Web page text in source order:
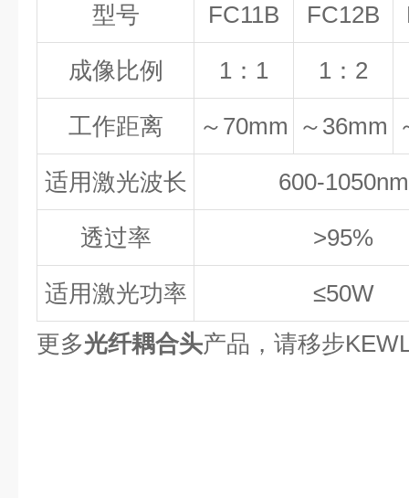
型号
FC11B FC12B
成像比例 1：1 1：2
工作距离 ～70mm ～36mm
适用激光波长 600-1050nm
透过率 >95%
适用激光功率
≤50W
更多光纤耦合头产品，请移步